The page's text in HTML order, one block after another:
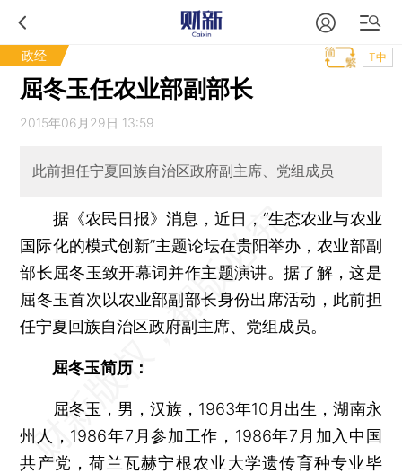
政经 T中
屈冬玉任农业部副部长
2015年06月29日 13:59
此前担任宁夏回族自治区政府副主席、党组成员
据《农民日报》消息，近日，“生态农业与农业
国际化的模式创新”主题论坛在贵阳举办，农业部副
部长屈冬玉致开幕词并作主题演讲。据了解，这是
屈冬玉首次以农业部副部长身份出席活动，此前担
任宁夏回族自治区政府副主席、党组成员。
屈冬玉简历：
屈冬玉，男，汉族，1963年10月出生，湖南永
州人，1986年7月参加工作，1986年7月加入中国
共产党，荷兰瓦赫宁根农业大学遗传育种专业毕